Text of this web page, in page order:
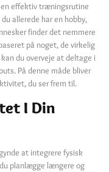
effektiv træningsrutine
allerede har en hobby,
finder det nemmere
på noget, de virkelig
du overveje at deltage i
På denne måde bliver
du ser frem til.
I Din
at integrere fysisk
planlægge længere og